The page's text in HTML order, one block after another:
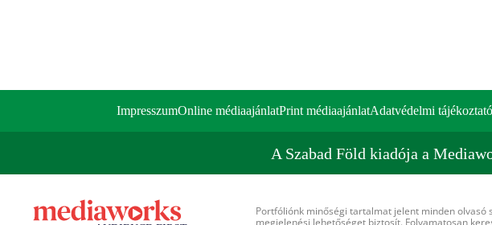
ImpresszumOnline médiaajánlatPrint médiaajánlatAdatvédelmi tájékoztató
A Szabad Föld kiadója a
Portfóliónk minőségi tartalmat jelent minden
megjelenési lehetőséget biztosít. Folyamatosan